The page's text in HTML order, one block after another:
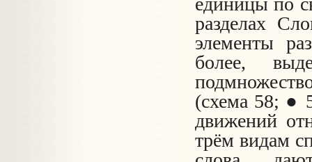
разделах
элементы
более,
(схема 58; ●
движений
трём видам